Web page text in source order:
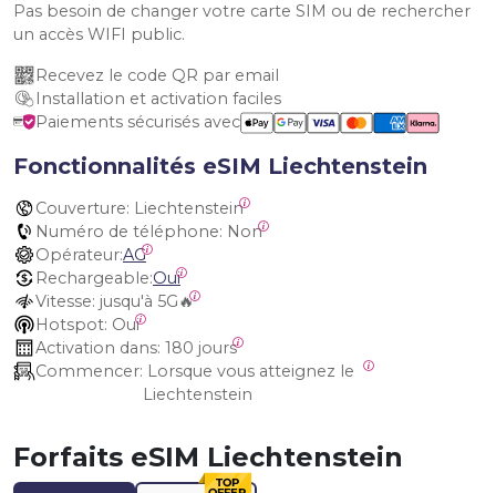
Pas besoin de changer votre carte SIM ou de rechercher
un accès WIFI public.
Recevez le code QR par email
Installation et activation faciles
Paiements sécurisés avec
Fonctionnalités eSIM Liechtenstein
Couverture: Liechtenstein
Numéro de téléphone: Non
Opérateur:AG
Rechargeable:Oui
Vitesse: jusqu'à 5G🔥
Hotspot: Oui
Activation dans: 180 jours
Commencer:
Liechtenstein
Forfaits eSIM Liechtenstein